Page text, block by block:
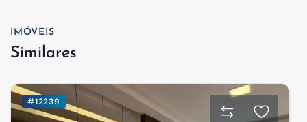
IMÓVEIS
Similares
#12239